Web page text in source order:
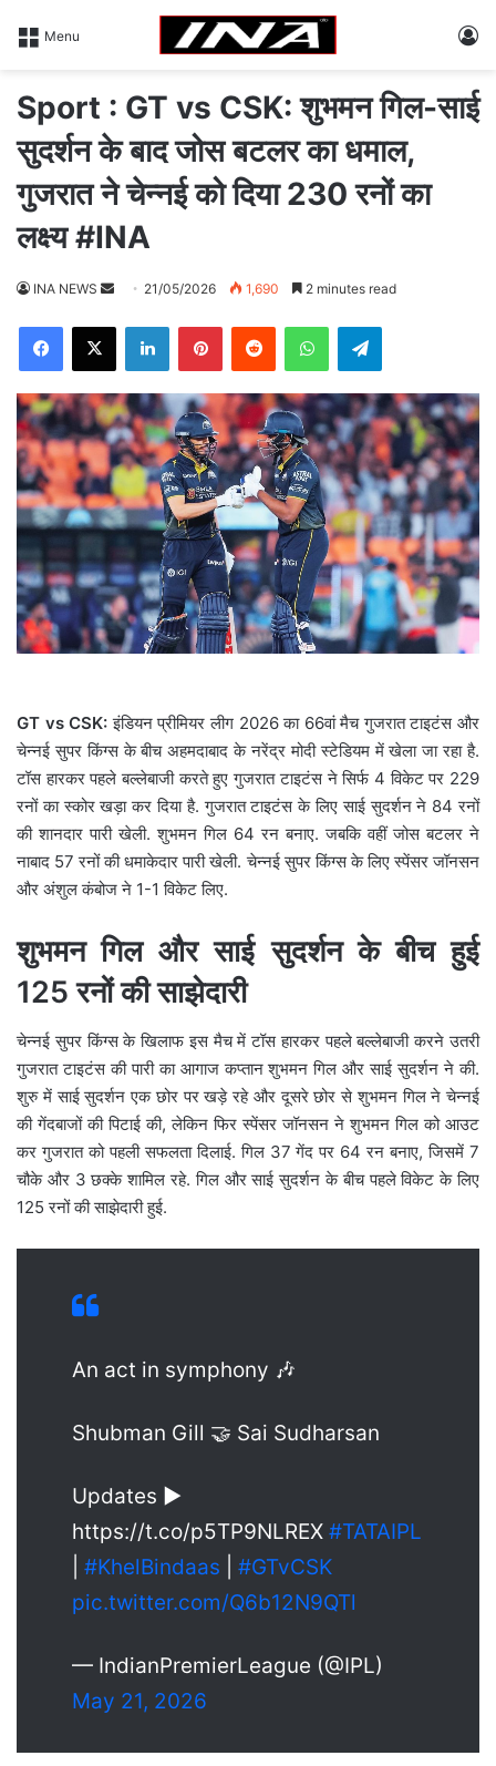
Menu
Sport : GT vs CSK: शुभमन गिल-साई
सुदर्शन के बाद जोस बटलर का धमाल,
गुजरात ने चेन्नई को दिया 230 रनों का
लक्ष्य #INA
INA NEWS
d
a
n
e
m
a
i
21/05/2026 1,690 2 minutes read
GT vs CSK: इंडियन प्रीमियर लीग 2026 का 66वां मैच गुजरात टाइटंस और
चेन्नई सुपर किंग्स के बीच अहमदाबाद के नरेंद्र मोदी स्टेडियम में खेला जा रहा है.
टॉस हारकर पहले बल्लेबाजी करते हुए गुजरात टाइटंस ने सिर्फ 4 विकेट पर 229
रनों का स्कोर खड़ा कर दिया है. गुजरात टाइटंस के लिए साई सुदर्शन ने 84 रनों
की शानदार पारी खेली. शुभमन गिल 64 रन बनाए. जबकि वहीं जोस बटलर ने
नाबाद 57 रनों की धमाकेदार पारी खेली. चेन्नई सुपर किंग्स के लिएस्पेंसर जॉनसन
और अंशुल कंबोज ने 1-1 विकेट लिए.
शुभमन गिल और साई सुदर्शन के बीच हुई
125 रनों की साझेदारी
चेन्नई सुपर किंग्स के खिलाफ इस मैच में टॉस हारकर पहले बल्लेबाजी करने उतरी
गुजरात टाइटंस की पारी का आगाज कप्तान शुभमन गिल और साई सुदर्शन ने की.
शुरु में साई सुदर्शन एक छोर पर खड़े रहे और दूसरे छोर से शुभमन गिल ने चेन्नई
की गेंदबाजों की पिटाई की, लेकिन फिर स्पेंसर जॉनसन ने शुभमन गिल को आउट
कर गुजरात को पहली सफलता दिलाई. गिल 37 गेंद पर 64 रन बनाए, जिसमें 7
चौके और 3 छक्के शामिल रहे. गिल और साई सुदर्शन के बीच पहले विकेट के लिए
125 रनों की साझेदारी हुई.
An act in symphony 🎶
Shubman Gill 🤝 Sai Sudharsan
Updates ▶️
https://t.co/p5TP9NLREX #TATAIPL
#KhelBindaas
#GTvCSK
pic.twitter.com/Q6b12N9QTl
— IndianPremierLeague (@IPL)
May 21, 2026